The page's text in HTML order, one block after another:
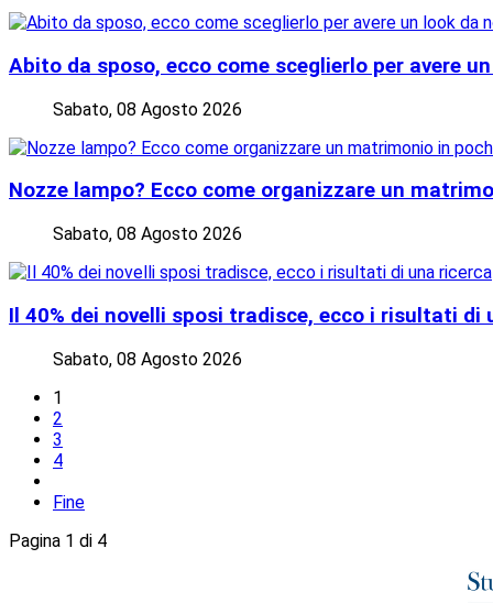
Abito da sposo, ecco come sceglierlo per avere
Sabato, 08 Agosto 2026
Nozze lampo? Ecco come organizzare un
Sabato, 08 Agosto 2026
Il 40% dei novelli sposi tradisce, ecco i risultati di
Sabato, 08 Agosto 2026
1
2
3
4
Fine
Pagina 1 di 4